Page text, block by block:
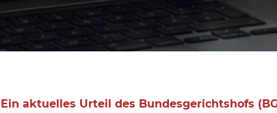
Ein aktuelles Urteil des Bundesgerichtshofs